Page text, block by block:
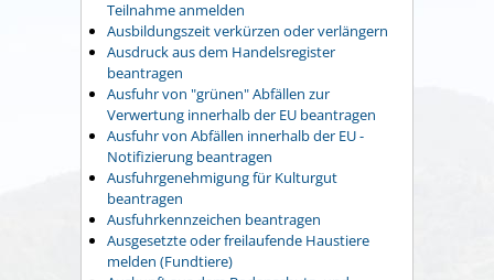
Teilnahme anmelden
Ausbildungszeit verkürzen oder verlängern
Ausdruck aus dem Handelsregister
beantragen
Ausfuhr von "grünen" Abfällen zur
Verwertung innerhalb der EU beantragen
Ausfuhr von Abfällen innerhalb der EU -
Notifizierung beantragen
Ausfuhrgenehmigung für Kulturgut
beantragen
Ausfuhrkennzeichen beantragen
Ausgesetzte oder freilaufende Haustiere
melden (Fundtiere)